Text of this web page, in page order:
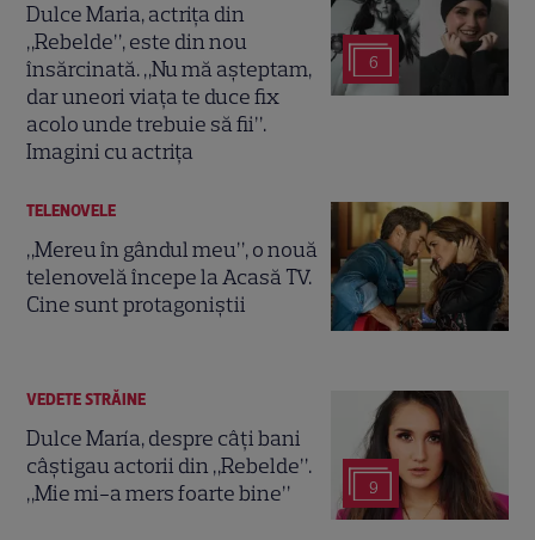
6
Dulce Maria, actrița din
„Rebelde”, este din nou
însărcinată. „Nu mă așteptam,
dar uneori viața te duce fix
acolo unde trebuie să fii”.
Imagini cu actrița
TELENOVELE
„Mereu în gândul meu”, o nouă
telenovelă începe la Acasă TV.
Cine sunt protagoniștii
9
VEDETE STRĂINE
Dulce María, despre câți bani
câștigau actorii din „Rebelde”.
„Mie mi-a mers foarte bine”